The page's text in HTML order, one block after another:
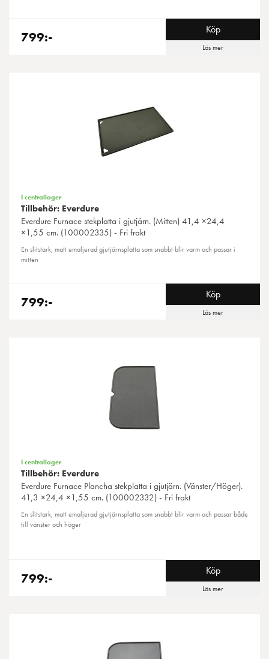
799:- Köp
Läs mer
I centrallager
Tillbehör: Everdure
Everdure Furnace stekplatta i gjutjärn. (Mitten) 41,4 ×24,4
×1,55 cm. (100002335) - Fri frakt
En slitstark, matt emaljerad gjutjärnsplatta som snabbt blir varm och passar i
mitten
799:- Köp
Läs mer
I centrallager
Tillbehör: Everdure
Everdure Furnace Plancha stekplatta i gjutjärn. (Vänster/Höger).
41,3 ×24,4 ×1,55 cm. (100002332) - Fri frakt
En slitstark, matt emaljerad gjutjärnsplatta som snabbt blir varm och passar både
till vänster och höger
799:- Köp
Läs mer